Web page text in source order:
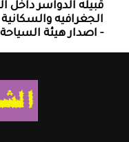
قبيله الدواسر داخل
الجغرافيه
- اصدار هيئة السياحة